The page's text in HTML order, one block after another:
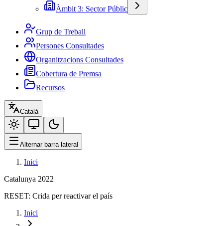
Àmbit 3: Sector Públic
Grup de Treball
Persones Consultades
Organitzacions Consultades
Cobertura de Premsa
Recursos
Català
Alternar barra lateral
Inici
Catalunya 2022
RESET: Crida per reactivar el país
Inici